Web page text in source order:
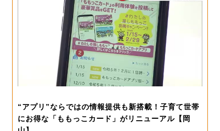
“アプリ”ならではの情報提供も新搭載！子育て世帯
にお得な「ももっこカード」がリニューアル【岡